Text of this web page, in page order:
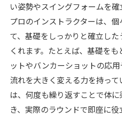
い姿勢やスイングフォームを確
プロのインストラクターは、
て、基礎をしっかりと確立し
くれます。たとえば、基礎を
ットやバンカーショットの応
流れを大きく変える力を持っ
は、何度も繰り返すことで体
き、実際のラウンドで即座に役